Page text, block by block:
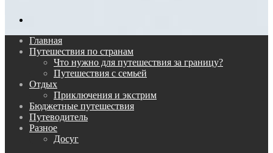
Главная
Путешествия по странам
Что нужно для путешествия за границу?
Путешествия с семьей
Отдых
Приключения и экстрим
Бюджетные путешествия
Путеводитель
Разное
Досуг